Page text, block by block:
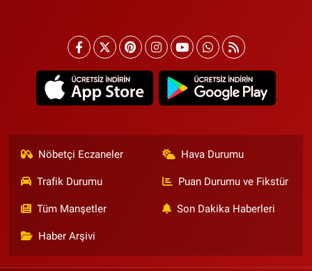
Nöbetçi Eczaneler Hava Durumu
Trafik Durumu Puan Durumu ve Fikstür
Tüm Manşetler Son Dakika Haberleri
Haber Arşivi